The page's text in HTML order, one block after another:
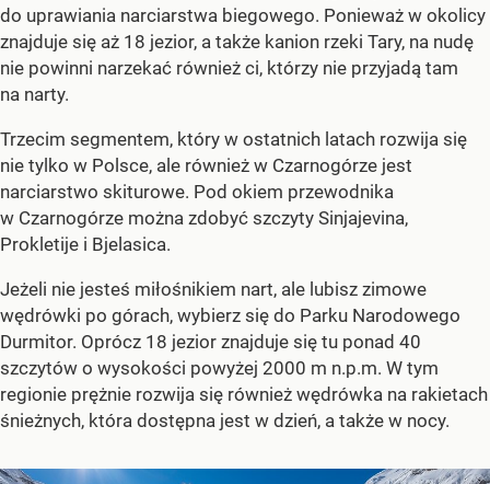
do uprawiania narciarstwa biegowego. Ponieważ w okolicy
znajduje się aż 18 jezior, a także kanion rzeki Tary, na nudę
nie powinni narzekać również ci, którzy nie przyjadą tam
na narty.
Trzecim segmentem, który w ostatnich latach rozwija się
nie tylko w Polsce, ale również w Czarnogórze jest
narciarstwo skiturowe. Pod okiem przewodnika
w Czarnogórze można zdobyć szczyty Sinjajevina,
Prokletije i Bjelasica.
Jeżeli nie jesteś miłośnikiem nart, ale lubisz zimowe
wędrówki po górach, wybierz się do Parku Narodowego
Durmitor. Oprócz 18 jezior znajduje się tu ponad 40
szczytów o wysokości powyżej 2000 m n.p.m. W tym
regionie prężnie rozwija się również wędrówka na rakietach
śnieżnych, która dostępna jest w dzień, a także w nocy.